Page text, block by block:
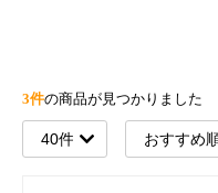
3件の商品が見つかりました